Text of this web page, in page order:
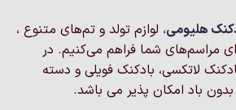
هلیومی، لوازم تولد و تم‌های متنوع ،
مراسم‌های شما فراهم می‌کنیم. در
لاتکسی، بادکنک فویلی و دسته
بدون باد امکان پذیر می باشد.